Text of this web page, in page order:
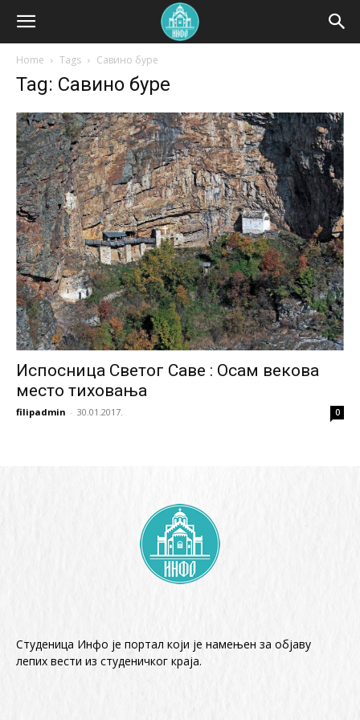
Home Tags Савино буре
Tag: Савино буре
Испосница Светог Саве : Осам векова
место тиховања
filipadmin - 30.01.2017. 0
Студеница Инфо је портал који је намењен за објaву
лепих вести из студеничког краја.